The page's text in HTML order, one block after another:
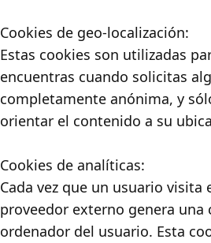
Cookies de geo-localización:
Estas cookies son utilizadas
encuentras cuando solicitas
completamente anónima, y
orientar el contenido a su
Cookies de analíticas:
Cada vez que un usuario
proveedor externo genera una
ordenador del usuario. Esta